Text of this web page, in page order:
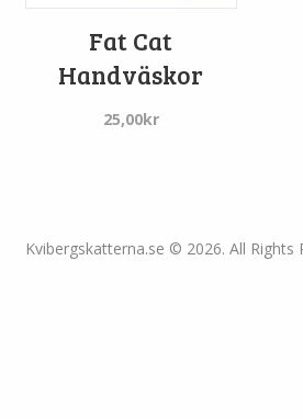
Fat Cat
Handväskor
25,00kr
Kvibergskatterna.se © 2026. All Rights